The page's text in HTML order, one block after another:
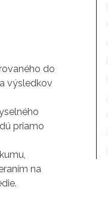
do
výsledkov
priamo
na